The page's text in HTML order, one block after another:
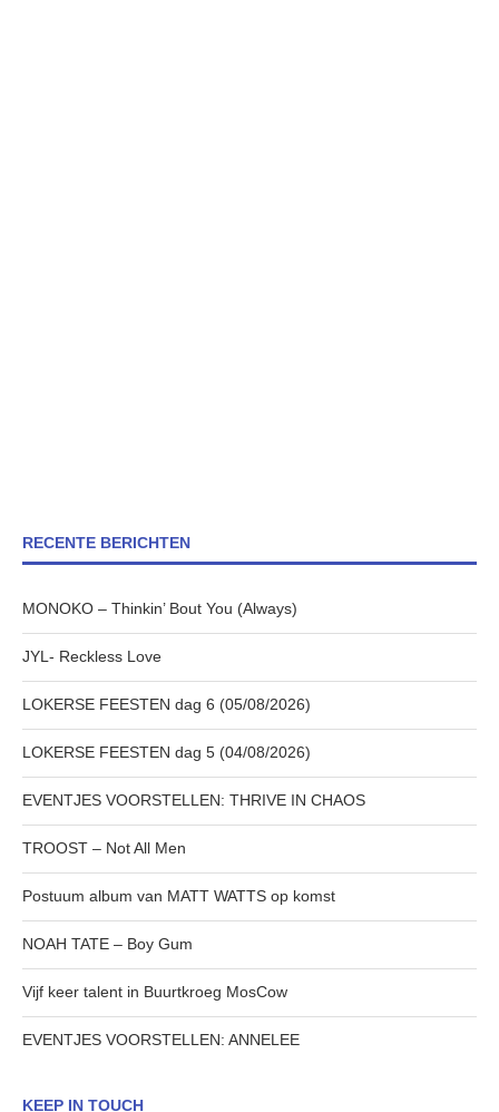
RECENTE BERICHTEN
MONOKO – Thinkin’ Bout You (Always)
JYL- Reckless Love
LOKERSE FEESTEN dag 6 (05/08/2026)
LOKERSE FEESTEN dag 5 (04/08/2026)
EVENTJES VOORSTELLEN: THRIVE IN CHAOS
TROOST – Not All Men
Postuum album van MATT WATTS op komst
NOAH TATE – Boy Gum
Vijf keer talent in Buurtkroeg MosCow
EVENTJES VOORSTELLEN: ANNELEE
KEEP IN TOUCH